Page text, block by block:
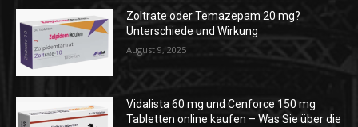
Zoltrate oder Temazepam 20 mg?
Unterschiede und Wirkung
August 9, 2025
Vidalista 60 mg und Cenforce 150 mg
Tabletten online kaufen – Was Sie über die